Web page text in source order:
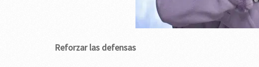
Reforzar las defensas